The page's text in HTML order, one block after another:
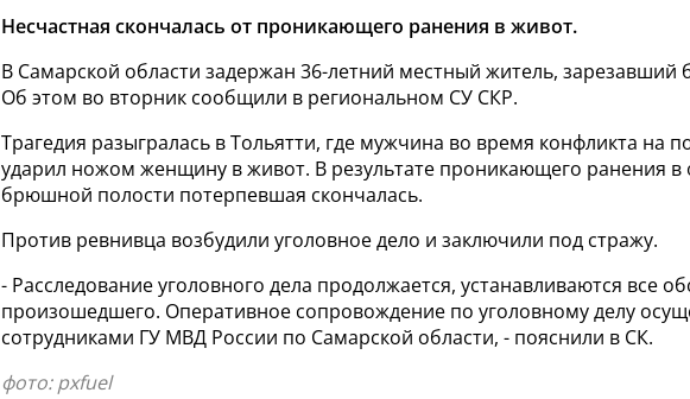
Несчастная скончалась от проникающего ранения в живот.
В Самарской области задержан 36-летний местный житель,
Об этом во вторник сообщили в региональном СУ СКР.
Трагедия разыгралась в Тольятти, где мужчина во время конфликта на
ударил ножом женщину в живот. В результате проникающего ранения в
брюшной полости потерпевшая скончалась.
Против ревнивца возбудили уголовное дело и заключили под стражу.
- Расследование уголовного дела продолжается, устанавливаются все
произошедшего. Оперативное сопровождение по уголовному делу
сотрудниками ГУ МВД России по Самарской области, - пояснили в СК.
фото: pxfuel